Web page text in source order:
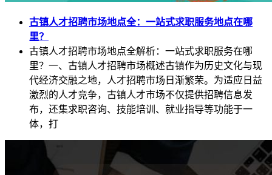
古镇人才招聘市场地点全：一站式求职服务地点在哪
里？
古镇人才招聘市场地点全解析：一站式求职服务在哪
里？一、古镇人才招聘市场概述古镇作为历史文化与现
代经济交融之地，人才招聘市场日渐繁荣。为适应日益
激烈的人才竞争，古镇人才市场不仅提供招聘信息发
布，还集求职咨询、技能培训、就业指导等功能于一
体，打